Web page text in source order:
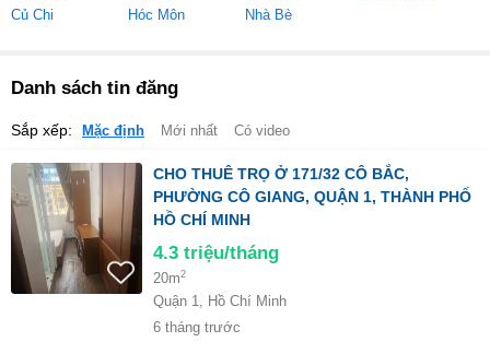
Củ Chi
Hóc Môn Nhà Bè
Danh sách tin đăng
Sắp xếp: Mặc định Mới nhất Có video
CHO THUÊ TRỌ Ở 171/32 CÔ BẮC,
PHƯỜNG CÔ GIANG, QUẬN 1, THÀNH PHỐ
HỒ CHÍ MINH
4.3 triệu/tháng
20m2
Quận 1, Hồ Chí Minh
6 tháng trước